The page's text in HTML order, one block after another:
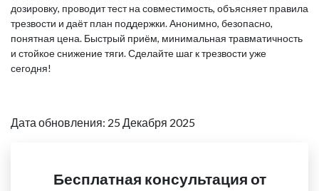
дозировку, проводит тест на совместимость, объясняет правила
трезвости и даёт план поддержки. Анонимно, безопасно,
понятная цена. Быстрый приём, минимальная травматичность
и стойкое снижение тяги. Сделайте шаг к трезвости уже
сегодня!
Дата обновления: 25 Декабря 2025
Бесплатная консультация от